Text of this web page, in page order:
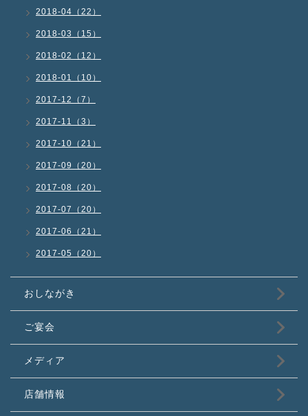
2018-04（22）
2018-03（15）
2018-02（12）
2018-01（10）
2017-12（7）
2017-11（3）
2017-10（21）
2017-09（20）
2017-08（20）
2017-07（20）
2017-06（21）
2017-05（20）
おしながき
ご宴会
メディア
店舗情報